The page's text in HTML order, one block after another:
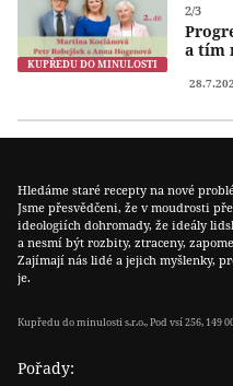
KUPŘEDU DO MINULOSTI
2/3
a tím
Hledáme staré recepty na nové
Jsme přesvědčeni, že v moudrosti
ideologiích dohromady, že ideály
a nesmí být rozbity, ztraceny,
Zajímají nás lidé a jejich myšlenky,
je.
Kupředu do minulosti s.r.o., Pod vsí 256, 149
Pořady: